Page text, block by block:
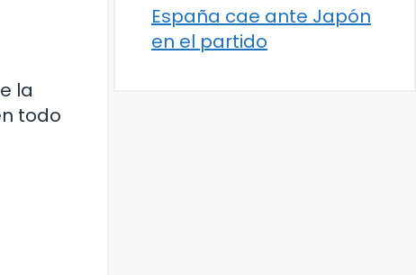
la
todo
España cae ante Japón
en el partido